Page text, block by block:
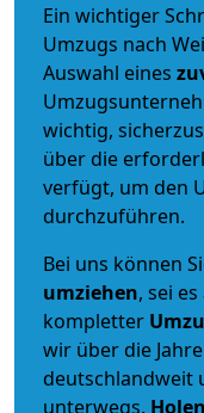
Ein wichtiger
Umzugs nach
Auswahl eines
wichtig,
über die
verfügt, um den
durchzuführen.
Bei uns können
umziehen, sei es
kompletter
wir über die
deutschlandweit
unterwegs.